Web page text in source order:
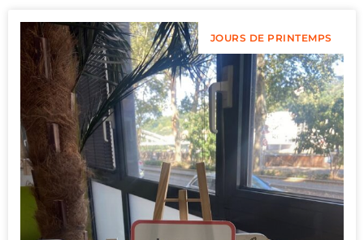
JOURS DE PRINTEMPS